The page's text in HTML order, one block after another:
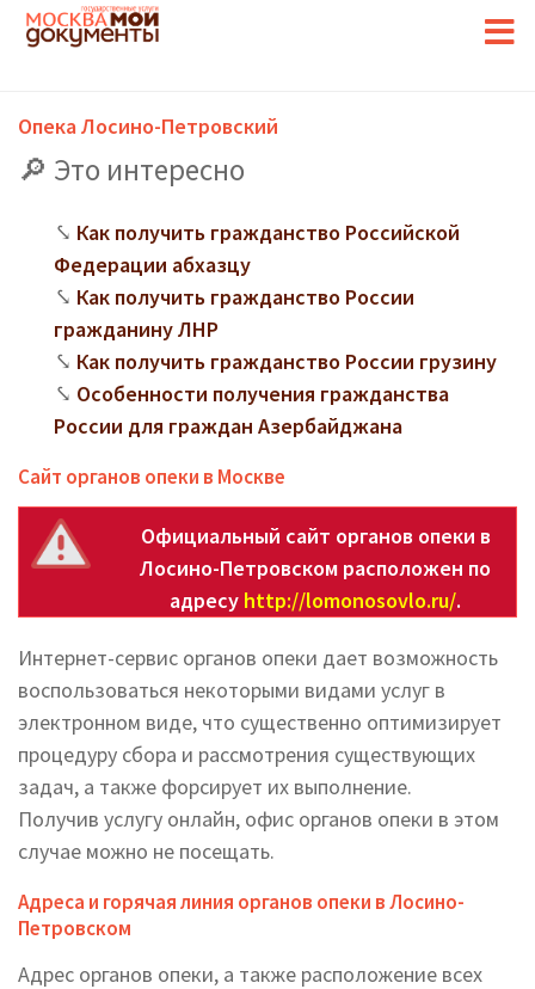
Опека Лосино-Петровский
Это интересно
Как получить гражданство Российской
Федерации абхазцу
Как получить гражданство России
гражданину ЛНР
Как получить гражданство России грузину
Особенности получения гражданства
России для граждан Азербайджана
Сайт органов опеки в Москве
Официальный сайт органов опеки в
Лосино-Петровском расположен по
адресу http://lomonosovlo.ru/.
Интернет-сервис органов опеки дает возможность
воспользоваться некоторыми видами услуг в
электронном виде, что существенно оптимизирует
процедуру сбора и рассмотрения существующих
задач, а также форсирует их выполнение.
Получив услугу онлайн, офис органов опеки в этом
случае можно не посещать.
Адреса и горячая линия органов опеки в Лосино-
Петровском
Адрес органов опеки, а также расположение всех